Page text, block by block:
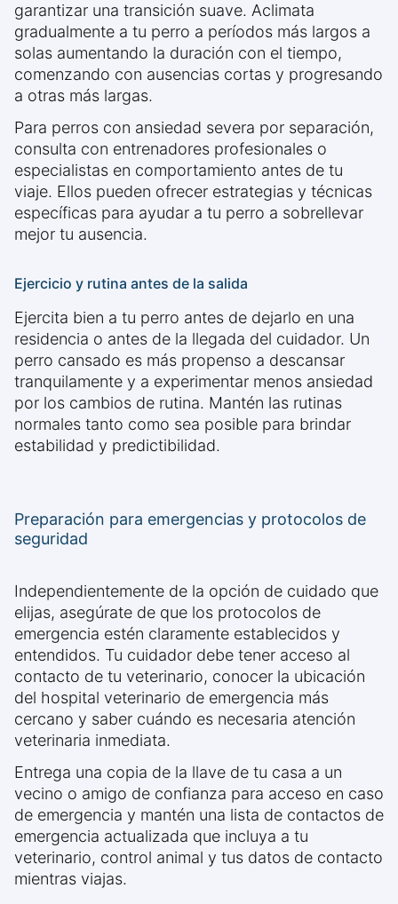
garantizar una transición suave. Aclimata
gradualmente a tu perro a períodos más largos a
solas aumentando la duración con el tiempo,
comenzando con ausencias cortas y progresando
a otras más largas.
Para perros con ansiedad severa por separación,
consulta con entrenadores profesionales o
especialistas en comportamiento antes de tu
viaje. Ellos pueden ofrecer estrategias y técnicas
específicas para ayudar a tu perro a sobrellevar
mejor tu ausencia.
Ejercicio y rutina antes de la salida
Ejercita bien a tu perro antes de dejarlo en una
residencia o antes de la llegada del cuidador. Un
perro cansado es más propenso a descansar
tranquilamente y a experimentar menos ansiedad
por los cambios de rutina. Mantén las rutinas
normales tanto como sea posible para brindar
estabilidad y predictibilidad.
Preparación para emergencias y protocolos de
seguridad
Independientemente de la opción de cuidado que
elijas, asegúrate de que los protocolos de
emergencia estén claramente establecidos y
entendidos. Tu cuidador debe tener acceso al
contacto de tu veterinario, conocer la ubicación
del hospital veterinario de emergencia más
cercano y saber cuándo es necesaria atención
veterinaria inmediata.
Entrega una copia de la llave de tu casa a un
vecino o amigo de confianza para acceso en caso
de emergencia y mantén una lista de contactos de
emergencia actualizada que incluya a tu
veterinario, control animal y tus datos de contacto
mientras viajas.